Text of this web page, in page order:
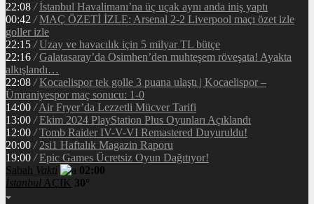
22:08 / İstanbul Havalimanı’na üç uçak aynı anda iniş yaptı
00:42 / MAÇ ÖZETİ İZLE: Arsenal 2-2 Liverpool maçı özet izle
goller izle
22:15 / Uzay ve havacılık için 5 milyar TL bütçe
22:16 / Galatasaray’da Osimhen’den muhteşem röveşata! Ayakta
alkışlandı…
22:08 / Kocaelispor tek golle 3 puana ulaştı | Kocaelispor –
Ümraniyespor maç sonucu: 1-0
14:00 / Air Fryer’da Lezzetli Mücver Tarifi
13:00 / Ekim 2024 PlayStation Plus Oyunları Açıklandı
12:00 / Tomb Raider IV-V-VI Remastered Duyuruldu!
20:00 / 2si1 Haftalık Magazin Raporu
19:00 / Epic Games Ücretsiz Oyun Dağıtıyor!
Sabah Vakti
02:00
İstanbul AÇIK 30°